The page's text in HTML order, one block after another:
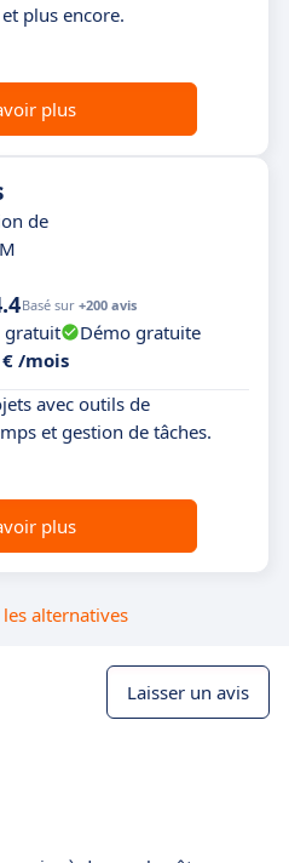
plus encore.
plus
de
Basé sur +200 avis
gratuit
Démo gratuite
/mois
avec outils de
et gestion de tâches.
plus
alternatives
Laisser un avis